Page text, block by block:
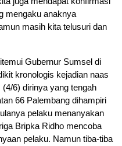
mengaku anaknya
masih kita telusuri dan
Gubernur Sumsel di
kronologis kejadian naas
6) dirinya yang tengah
66 Palembang dihampiri
pelaku menanyakan
Bripka Ridho mencoba
pelaku. Namun tiba-tiba